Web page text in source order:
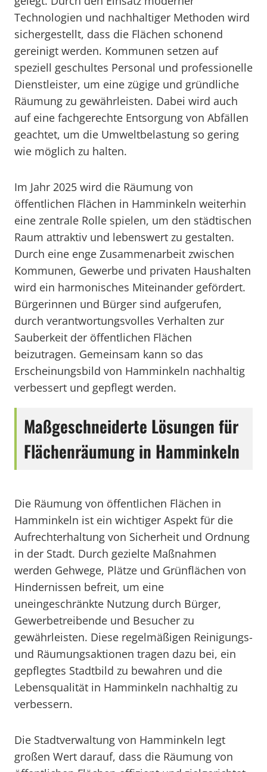
Technologien und nachhaltiger Methoden wird
sichergestellt, dass die Flächen schonend
gereinigt werden. Kommunen setzen auf
speziell geschultes Personal und professionelle
Dienstleister, um eine zügige und gründliche
Räumung zu gewährleisten. Dabei wird auch
auf eine fachgerechte Entsorgung von Abfällen
geachtet, um die Umweltbelastung so gering
wie möglich zu halten.
Im Jahr 2025 wird die Räumung von
öffentlichen Flächen in Hamminkeln weiterhin
eine zentrale Rolle spielen, um den städtischen
Raum attraktiv und lebenswert zu gestalten.
Durch eine enge Zusammenarbeit zwischen
Kommunen, Gewerbe und privaten Haushalten
wird ein harmonisches Miteinander gefördert.
Bürgerinnen und Bürger sind aufgerufen,
durch verantwortungsvolles Verhalten zur
Sauberkeit der öffentlichen Flächen
beizutragen. Gemeinsam kann so das
Erscheinungsbild von Hamminkeln nachhaltig
verbessert und gepflegt werden.
Maßgeschneiderte Lösungen für
Flächenräumung in Hamminkeln
Die Räumung von öffentlichen Flächen in
Hamminkeln ist ein wichtiger Aspekt für die
Aufrechterhaltung von Sicherheit und Ordnung
in der Stadt. Durch gezielte Maßnahmen
werden Gehwege, Plätze und Grünflächen von
Hindernissen befreit, um eine
uneingeschränkte Nutzung durch Bürger,
Gewerbetreibende und Besucher zu
gewährleisten. Diese regelmäßigen Reinigungs-
und Räumungsaktionen tragen dazu bei, ein
gepflegtes Stadtbild zu bewahren und die
Lebensqualität in Hamminkeln nachhaltig zu
verbessern.
Die Stadtverwaltung von Hamminkeln legt
großen Wert darauf, dass die Räumung von